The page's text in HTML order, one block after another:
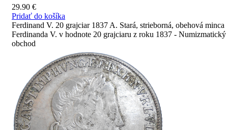
29.90 €
Pridať do košíka
Ferdinand V. 20 grajciar 1837 A. Stará, strieborná, obehová minca
Ferdinanda V. v hodnote 20 grajciaru z roku 1837 - Numizmatický
obchod